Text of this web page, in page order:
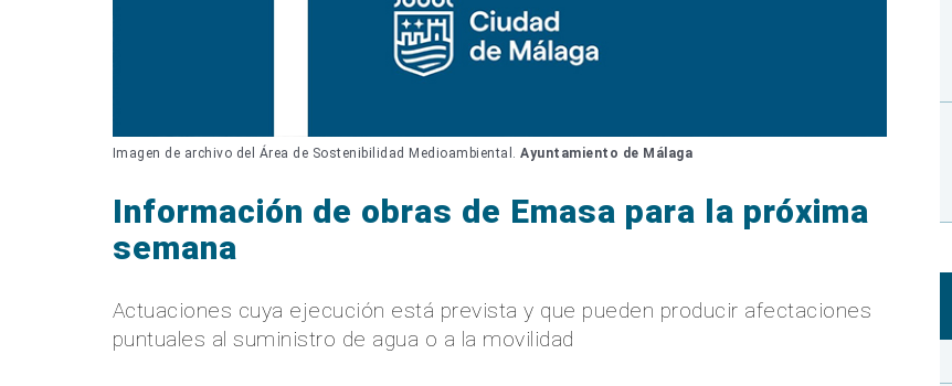
Imagen de archivo del Área de Sostenibilidad Medioambiental.Ayuntamiento de Málaga
Información de obras de Emasa para la próxima
semana
Actuaciones cuya ejecución está prevista y que pueden producir afectaciones
puntuales al suministro de agua o a la movilidad